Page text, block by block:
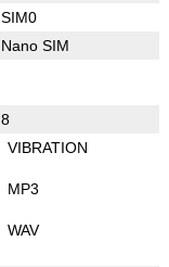
SIM0
Nano SIM
8
VIBRATION
MP3
WAV